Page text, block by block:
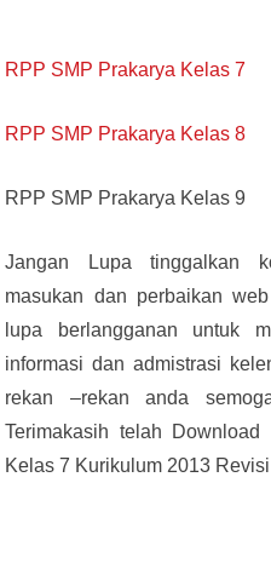
RPP SMP Prakarya Kelas 7
RPP SMP Prakarya Kelas 8
RPP SMP Prakarya Kelas 9
Jangan Lupa tinggalkan
masukan dan perbaikan
lupa berlangganan untuk
informasi dan admistrasi
rekan –rekan anda
Terimakasih telah
Kelas 7 Kurikulum 2013